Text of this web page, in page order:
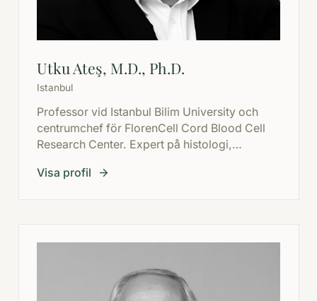
Utku Ateş, M.D., Ph.D.
Istanbul
Professor vid Istanbul Bilim University och
centrumchef för FlorenCell Cord Blood Cell
Research Center. Expert på histologi,
erfarenhet av navsträng-blodbank på
Visa profil